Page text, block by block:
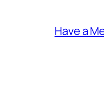
Have a